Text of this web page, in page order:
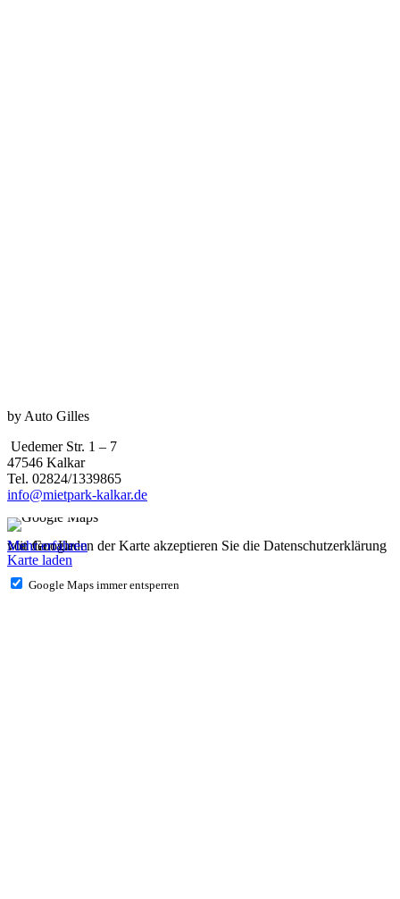
by Auto Gilles
Uedemer Str. 1 – 7
47546 Kalkar
Tel. 02824/1339865
info@mietpark-kalkar.de
Mit dem Laden der Karte akzeptieren Sie die Datenschutzerklärung von Google.
Mehr erfahren
Karte laden
Google Maps immer entsperren